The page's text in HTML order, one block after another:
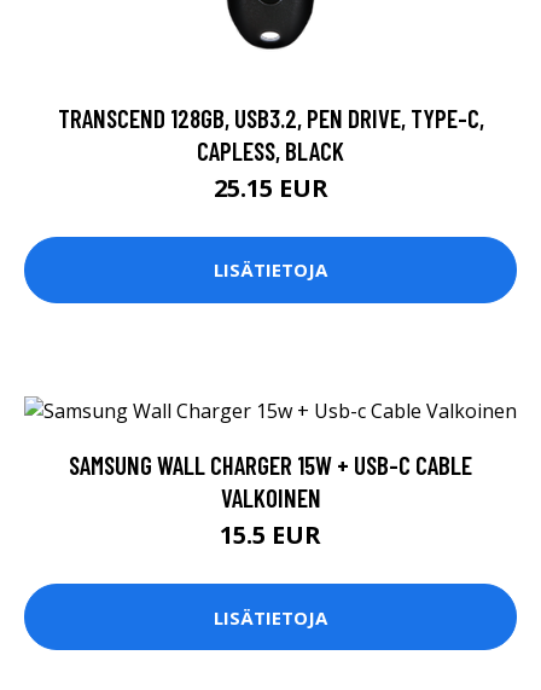
TRANSCEND 128GB, USB3.2, PEN DRIVE, TYPE-C,
CAPLESS, BLACK
25.15 EUR
LISÄTIETOJA
SAMSUNG WALL CHARGER 15W + USB-C CABLE
VALKOINEN
15.5 EUR
LISÄTIETOJA